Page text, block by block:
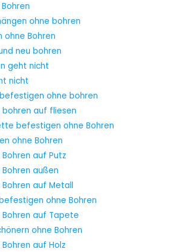
ohne bohren
ohne Bohren
neu bohren
geht nicht
nicht
ohne bohren
auf fliesen
befestigen ohne Bohren
ohne Bohren
auf Putz
außen
auf Metall
ohne Bohren
auf Tapete
ohne Bohren
auf Holz